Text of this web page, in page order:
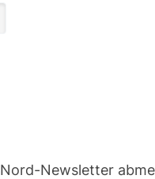
Newsletter